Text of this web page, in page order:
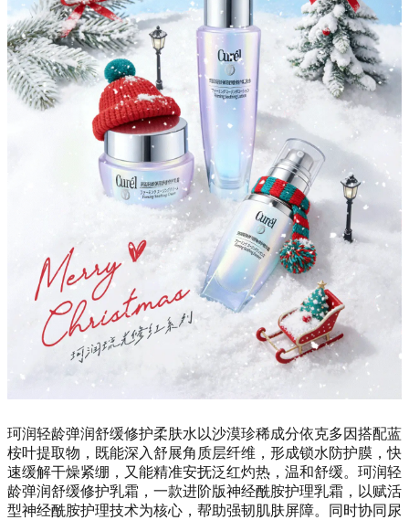
珂润轻龄弹润舒缓修护柔肤水以沙漠珍稀成分依克多因搭配蓝
桉叶提取物，既能深入舒展角质层纤维，形成锁水防护膜，快
速缓解干燥紧绷，又能精准安抚泛红灼热，温和舒缓。珂润轻
龄弹润舒缓修护乳霜，一款进阶版神经酰胺护理乳霜，以赋活
型神经酰胺护理技术为核心，帮助强韧肌肤屏障。同时协同尿